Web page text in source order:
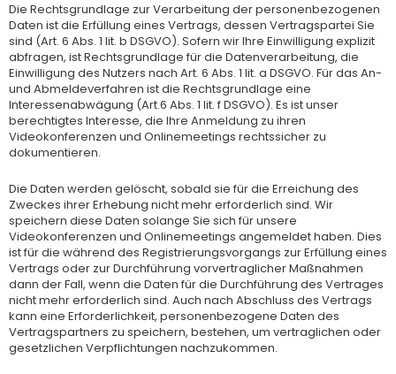
Die Rechtsgrundlage zur Verarbeitung der personenbezogenen
Daten ist die Erfüllung eines Vertrags, dessen Vertragspartei Sie
sind (Art. 6 Abs. 1 lit. b DSGVO). Sofern wir Ihre Einwilligung explizit
abfragen, ist Rechtsgrundlage für die Datenverarbeitung, die
Einwilligung des Nutzers nach Art. 6 Abs. 1 lit. a DSGVO. Für das An-
und Abmeldeverfahren ist die Rechtsgrundlage eine
Interessenabwägung (Art.6 Abs. 1 lit. f DSGVO). Es ist unser
berechtigtes Interesse, die Ihre Anmeldung zu ihren
Videokonferenzen und Onlinemeetings rechtssicher zu
dokumentieren.
Die Daten werden gelöscht, sobald sie für die Erreichung des
Zweckes ihrer Erhebung nicht mehr erforderlich sind. Wir
speichern diese Daten solange Sie sich für unsere
Videokonferenzen und Onlinemeetings angemeldet haben. Dies
ist für die während des Registrierungsvorgangs zur Erfüllung eines
Vertrags oder zur Durchführung vorvertraglicher Maßnahmen
dann der Fall, wenn die Daten für die Durchführung des Vertrages
nicht mehr erforderlich sind. Auch nach Abschluss des Vertrags
kann eine Erforderlichkeit, personenbezogene Daten des
Vertragspartners zu speichern, bestehen, um vertraglichen oder
gesetzlichen Verpflichtungen nachzukommen.